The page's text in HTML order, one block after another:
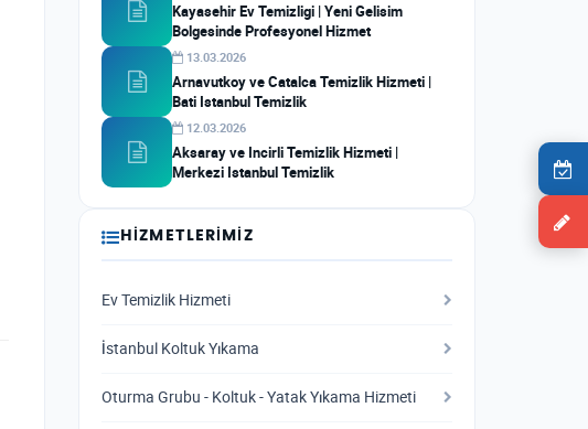
Kayasehir Ev Temizligi | Yeni Gelisim
Bolgesinde Profesyonel Hizmet
13.03.2026
Arnavutkoy ve Catalca Temizlik Hizmeti |
Bati Istanbul Temizlik
12.03.2026
Aksaray ve Incirli Temizlik Hizmeti |
Merkezi Istanbul Temizlik
HIZMETLERIMIZ
Ev Temizlik Hizmeti
İstanbul Koltuk Yıkama
Oturma Grubu - Koltuk - Yatak Yıkama Hizmeti